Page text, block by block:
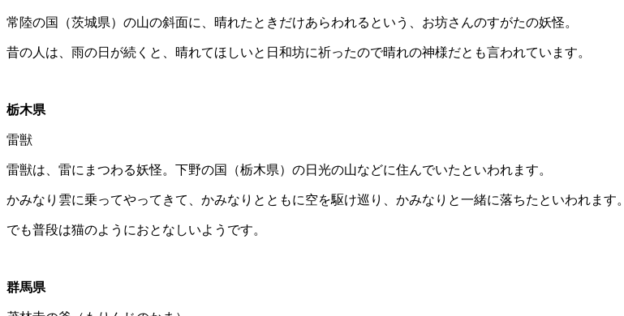
常陸の国（茨城県）の山の斜面に、晴れたときだけあらわれるという、お坊さんのすがたの妖怪。
昔の人は、雨の日が続くと、晴れてほしいと日和坊に祈ったので晴れの神様だとも言われています。
栃木県
雷獣
雷獣は、雷にまつわる妖怪。下野の国（栃木県）の日光の山などに住んでいたといわれます。
かみなり雲に乗ってやってきて、かみなりとともに空を駆け巡り、かみなりと一緒に落ちたといわれます。
でも普段は猫のようにおとなしいようです。
群馬県